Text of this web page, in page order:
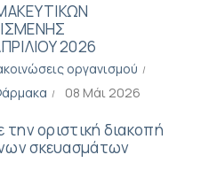
2026
οργανισμού
08 Μάι 2026
την οριστική διακοπή
σκευασμάτων